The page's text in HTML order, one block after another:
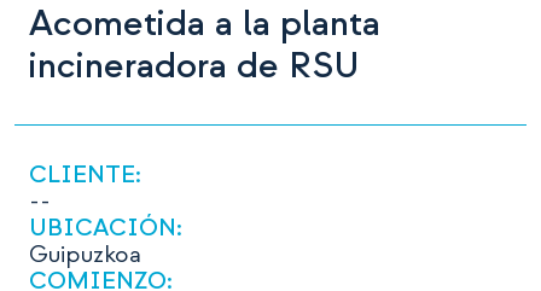
Acometida a la planta
incineradora de RSU
CLIENTE:
--
UBICACIÓN:
Guipuzkoa
COMIENZO: